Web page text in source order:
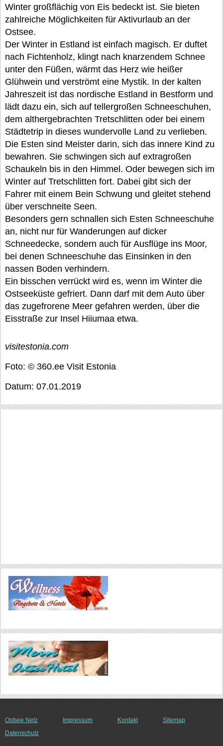
Winter großflächig von Eis bedeckt ist. Sie bieten
zahlreiche Möglichkeiten für Aktivurlaub an der
Ostsee.
Der Winter in Estland ist einfach magisch. Er duftet
nach Fichtenholz, klingt nach knarzendem Schnee
unter den Füßen, wärmt das Herz wie heißer
Glühwein und verströmt eine Mystik. In der kalten
Jahreszeit ist das nordische Estland in Bestform und
lädt dazu ein, sich auf tellergroßen Schneeschuhen,
dem althergebrachten Tretschlitten oder bei einem
Städtetrip in dieses wundervolle Land zu verlieben.
Die Esten sind Meister darin, sich das innere Kind zu
bewahren. Sie schwingen sich auf extragroßen
Schaukeln bis in den Himmel. Oder bewegen sich im
Winter auf Tretschlitten fort. Dabei gibt sich der
Fahrer mit einem Bein Schwung und gleitet stehend
über verschneite Seen.
Besonders gern schnallen sich Esten Schneeschuhe
an, nicht nur für Wanderungen auf dicker
Schneedecke, sondern auch für Ausflüge ins Moor,
bei denen Schneeschuhe das Einsinken in den
nassen Boden verhindern.
Ein bisschen verrückt wird es, wenn im Winter die
Ostseeküste gefriert. Dann darf mit dem Auto über
das zugefrorene Meer gefahren werden, über die
Eisstraße zur Insel Hiiumaa etwa.
visitestonia.com
Foto: © 360.ee Visit Estonia
Datum: 07.01.2019
Ostsee Netz Impressum Kontakt
Sitemap
Datenschutz